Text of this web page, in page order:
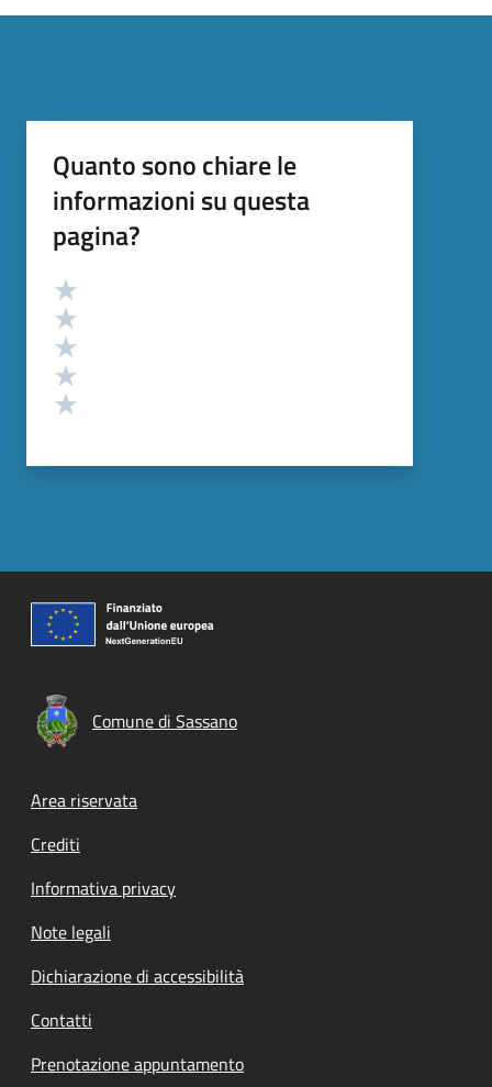
Quanto sono chiare le
informazioni su questa
pagina?
Valutazione
Comune di Sassano
Footer menu
Area riservata
Crediti
Informativa privacy
Note legali
Dichiarazione di accessibilità
Contatti
Prenotazione appuntamento